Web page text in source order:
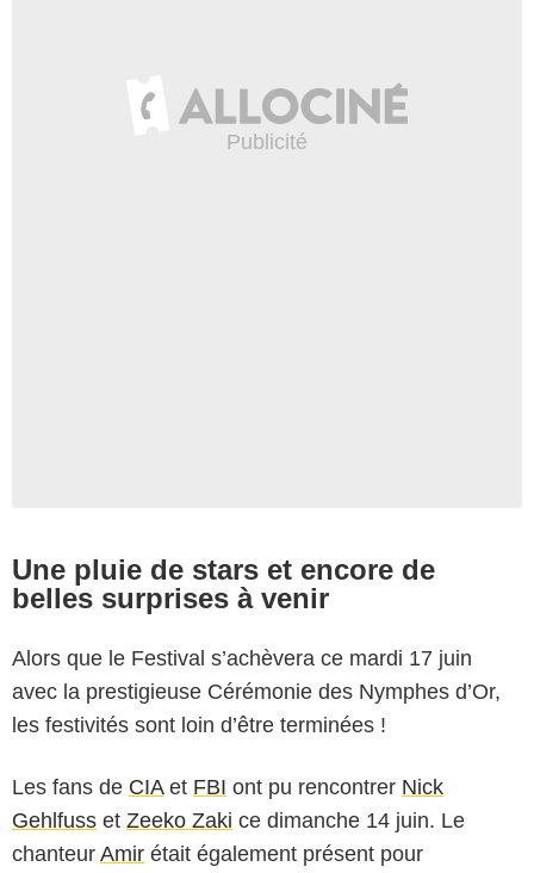
Une pluie de stars et encore de
belles surprises à venir
Alors que le Festival s’achèvera ce mardi 17 juin
avec la prestigieuse Cérémonie des Nymphes d’Or,
les festivités sont loin d’être terminées !
Les fans de CIAet FBI ont pu rencontrer Nick
Gehlfuss et Zeeko Zaki ce dimanche 14 juin. Le
chanteur Amir était également présent pour